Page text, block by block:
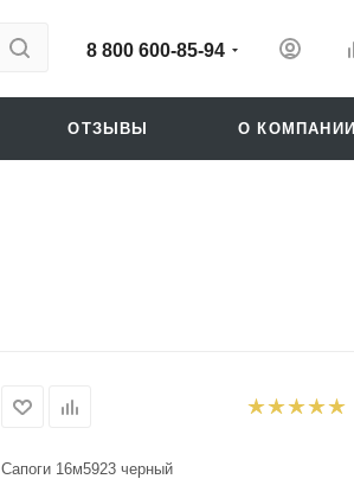
8 800 600-85-94
ОТЗЫВЫ О КОМПАНИИ
Сапоги 16м5923 черный